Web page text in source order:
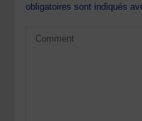
obligatoires sont indiqués